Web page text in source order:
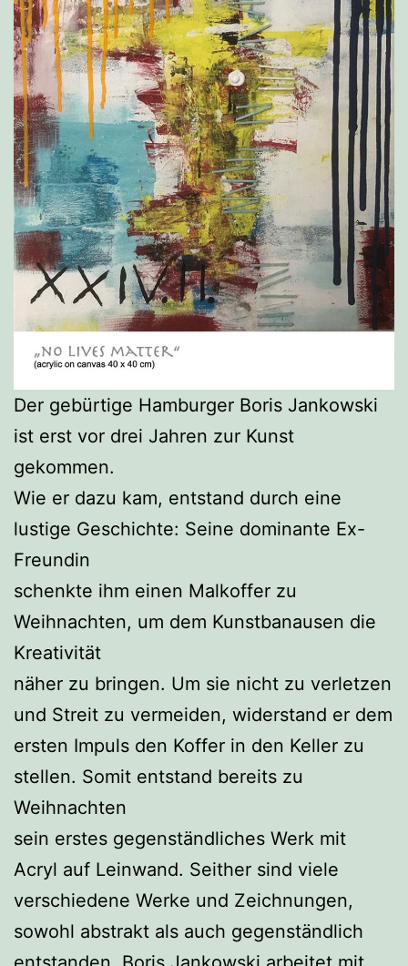
Der gebürtige Hamburger Boris Jankowski
ist erst vor drei Jahren zur Kunst
gekommen.
Wie er dazu kam, entstand durch eine
lustige Geschichte: Seine dominante Ex-
Freundin
schenkte ihm einen Malkoffer zu
Weihnachten, um dem Kunstbanausen die
Kreativität
näher zu bringen. Um sie nicht zu verletzen
und Streit zu vermeiden, widerstand er dem
ersten Impuls den Koffer in den Keller zu
stellen. Somit entstand bereits zu
Weihnachten
sein erstes gegenständliches Werk mit
Acryl auf Leinwand. Seither sind viele
verschiedene Werke und Zeichnungen,
sowohl abstrakt als auch gegenständlich